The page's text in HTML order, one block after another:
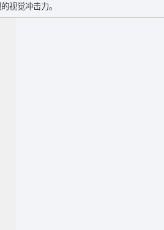
视觉冲击力。